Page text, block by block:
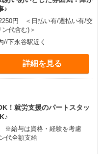
♪
円 ＜日払い有/週払い有/交
代含む)＞
//下永谷駅近く
詳細を見る
！就労支援のパートスタッ
※給与は資格・経験を考慮
代全額支給